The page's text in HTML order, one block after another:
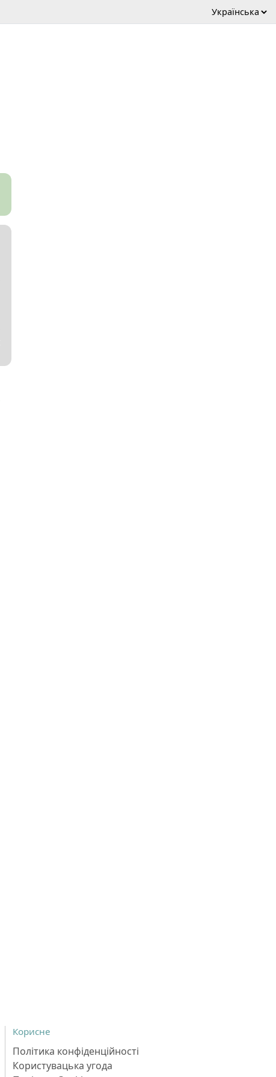
Корисне
Політика конфіденційності
Користувацька угода